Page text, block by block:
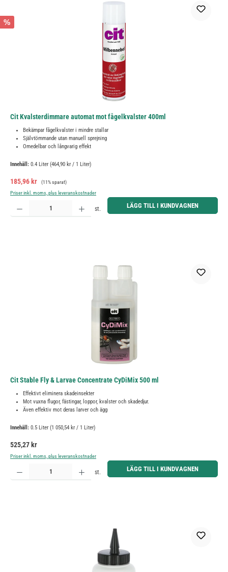
%
Cit Kvalsterdimmare automat mot fågelkvalster 400ml
Bekämpar fågelkvalster i mindre stallar
Självtömmande utan manuell sprejning
Omedelbar och långvarig effekt
Innehåll: 0.4 Liter (464,90 kr / 1 Liter)
Försäljningspris:
185,96 kr Ordinarie pris:
(11% sparat)
Priser inkl. moms, plus leveranskostnader
Produktkvantitet: Ange önskat belopp eller använd knapparna för att öka eller minska kvantiteten.
st. LÄGG TILL I KUNDVAGNEN
Cit Stable Fly & Larvae Concentrate CyDiMix 500 ml
Effektivt eliminera skadeinsekter
Mot vuxna flugor, fästingar, loppor, kvalster och skadedjur.
Även effektiv mot deras larver och ägg
Innehåll: 0.5 Liter (1 050,54 kr / 1 Liter)
Ordinarie pris:
525,27 kr
Priser inkl. moms, plus leveranskostnader
Produktkvantitet: Ange önskat belopp eller använd knapparna för att öka eller minska kvantiteten.
st. LÄGG TILL I KUNDVAGNEN